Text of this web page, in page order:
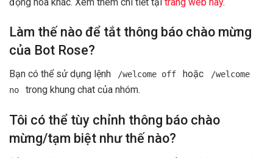
Làm thế nào để tắt thông báo chào mừng
của Bot Rose?
Bạn có thể sử dụng lệnh /welcome off hoặc
/welcome
no
trong khung chat của nhóm.
Tôi có thể tùy chỉnh thông báo chào
mừng/tạm biệt như thế nào?